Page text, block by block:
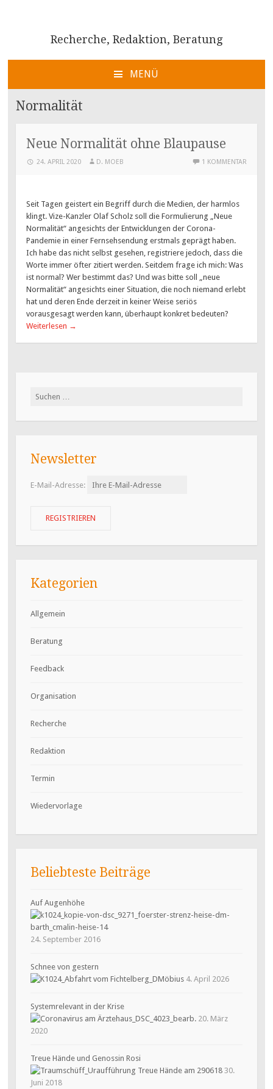
Recherche, Redaktion, Beratung
MENÜ
ZUM
INHALT
Normalität
Neue Normalität ohne Blaupause
24. APRIL 2020 D. MOEB 1 KOMMENTAR
Seit Tagen geistert ein Begriff durch die Medien, der harmlos
klingt. Vize-Kanzler Olaf Scholz soll die Formulierung „Neue
Normalität“ angesichts der Entwicklungen der Corona-
Pandemie in einer Fernsehsendung erstmals geprägt haben.
Ich habe das nicht selbst gesehen, registriere jedoch, dass die
Worte immer öfter zitiert werden. Seitdem frage ich mich: Was
ist normal? Wer bestimmt das? Und was bitte soll „neue
Normalität“ angesichts einer Situation, die noch niemand erlebt
hat und deren Ende derzeit in keiner Weise seriös
vorausgesagt werden kann, überhaupt konkret bedeuten?
Weiterlesen →
Suchen
Newsletter
E-Mail-Adresse:
Kategorien
Allgemein
Beratung
Feedback
Organisation
Recherche
Redaktion
Termin
Wiedervorlage
Beliebteste Beiträge
Auf Augenhöhe
24. September 2016
Schnee von gestern
4. April 2026
Systemrelevant in der Krise
20. März
2020
Treue Hände und Genossin Rosi
30.
Juni 2018